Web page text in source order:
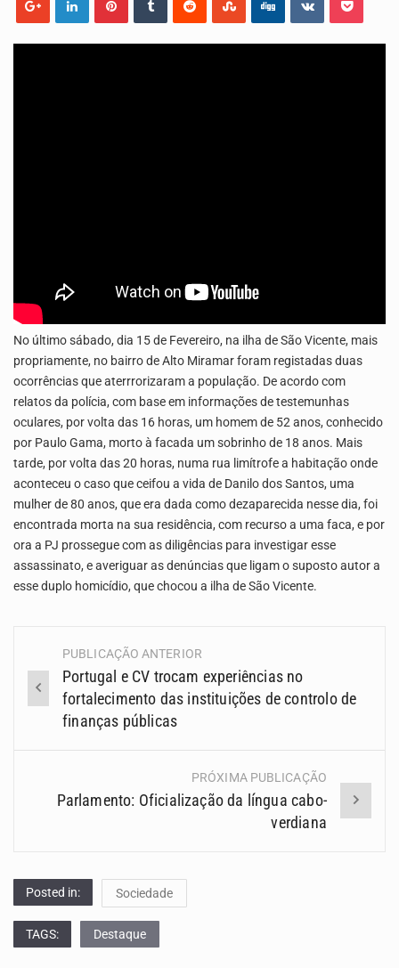
A Delegacia de Saúde do Porto Novo, Santo Antão, anunciou esta quarta feira a realização…
No último sábado, dia 15 de Fevereiro, na ilha de São Vicente, mais
propriamente, no bairro de Alto Miramar foram registadas duas
ocorrências que aterrrorizaram a população. De acordo com
relatos da polícia, com base em informações de testemunhas
oculares, por volta das 16 horas, um homem de 52 anos, conhecido
por Paulo Gama, morto à facada um sobrinho de 18 anos. Mais
tarde, por volta das 20 horas, numa rua limítrofe a habitação onde
aconteceu o caso que ceifou a vida de Danilo dos Santos, uma
mulher de 80 anos, que era dada como dezaparecida nesse dia, foi
encontrada morta na sua residência, com recurso a uma faca, e por
ora a PJ prossegue com as diligências para investigar esse
assassinato, e averiguar as denúncias que ligam o suposto autor a
esse duplo homicídio, que chocou a ilha de São Vicente.
Navegação
(Posts)
PUBLICAÇÃO ANTERIOR
Portugal e CV trocam experiências no
fortalecimento das instituições de controlo de
finanças públicas
PRÓXIMA PUBLICAÇÃO
Parlamento: Oficialização da língua cabo-
verdiana
Posted in: Sociedade
TAGS: Destaque